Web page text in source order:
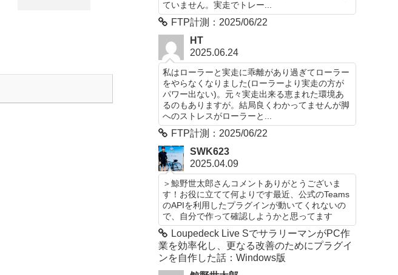
ていません。実走でトレー...
FTP計測：2025/06/22
HT
2025.06.24
私はローラーと実走に乖離があり過ぎてローラー
をやらなくなりました(ローラーより実走の方が
パワー出ない)。元々実走出来る恵まれた環境あ
るのもありますが。結局良くわかってませんが脚
へのストレスがローラーと...
FTP計測：2025/06/22
SWK623
2025.04.09
＞鯨野世太郎さんコメントありがとうございま
す！お役に立てて何よりです最近、公式のTeams
のAPIを利用したプラグインが動いてくれないの
で、自分で作って確認しようかと思ってます
Loupedeck Live SでサラリーマンがPC作
業を効率化し、更なる改善のためにプラグイ
ンを自作した話：Windows版